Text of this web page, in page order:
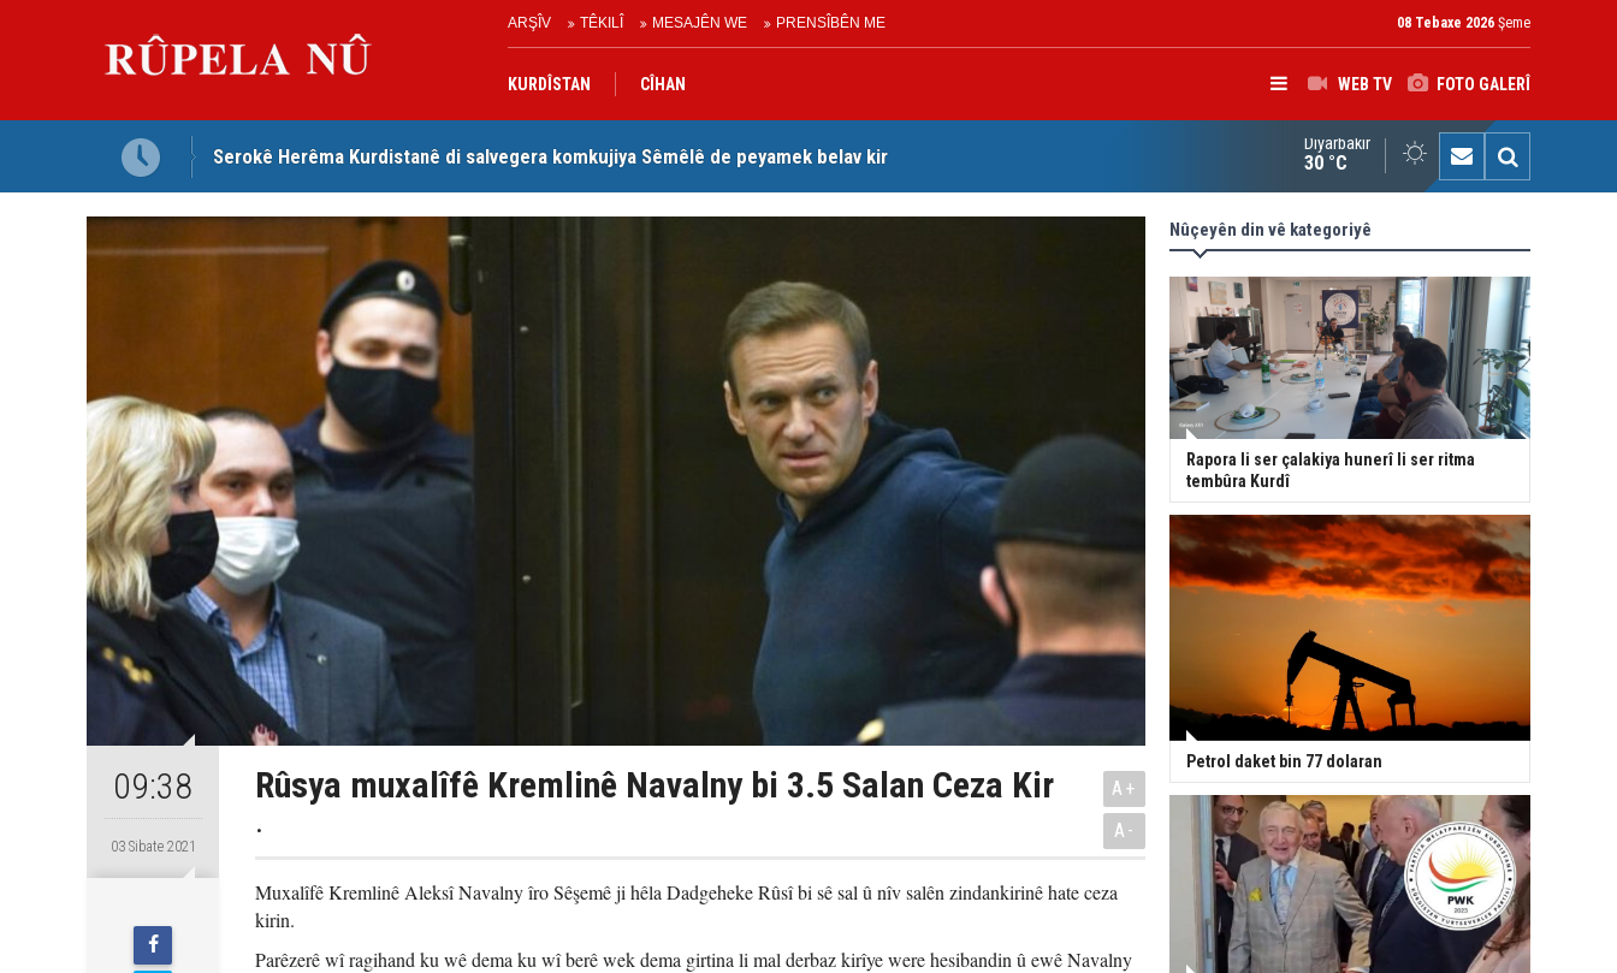
ARŞÎV TÊKILÎ MESAJÊN WE PRENSÎBÊN ME 08 Tebaxe 2026 Şeme
WEB TV FOTO GALERÎ
KURDÎSTAN CÎHAN
Serokê Herêma Kurdistanê di salvegera komkujiya Sêmêlê de peyamek belav kir
Tirkiye, Pakistan û Erebistana Siûdî ‘Peymana Mekeyê’ îmze kir
Lêkolîna navendeke Amerîkayê: Pêşmerge hevparekî girîng e û
Diyarbakır
30 °C
09:38
03 Sibate 2021
Rûsya muxalîfê Kremlinê Navalny bi 3.5 Salan Ceza Kir
.
A+
A-
Muxalîfê Kremlinê Aleksî Navalny îro Sêşemê ji hêla Dadgeheke Rûsî bi sê sal û nîv salên zindankirinê hate ceza
kirin.
Parêzerê wî ragihand ku wê dema ku wî berê wek dema girtina li mal derbaz kirîye were hesibandin û ewê Navalny
Nûçeyên din vê kategoriyê
Rapora li ser çalakiya hunerî li ser ritma
tembûra Kurdî
Petrol daket bin 77 dolaran